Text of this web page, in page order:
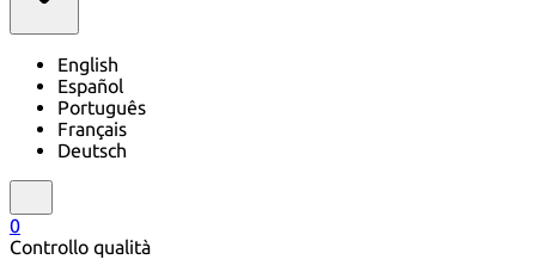
English
Español
Português
Français
Deutsch
0
Controllo qualità